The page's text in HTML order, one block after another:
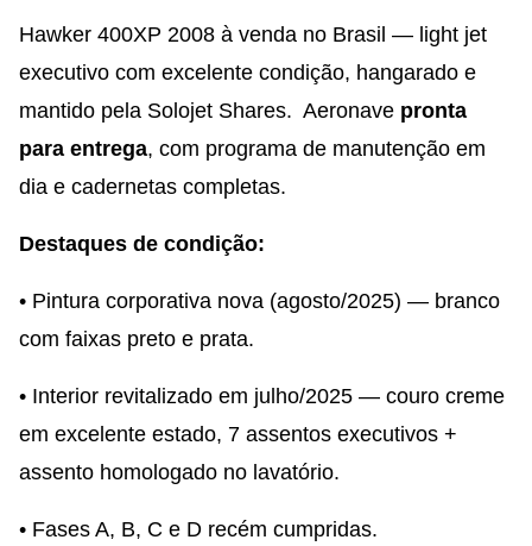
Hawker 400XP 2008 à venda no Brasil — light jet
executivo com excelente condição, hangarado e
mantido pela Solojet Shares. Aeronave pronta
para entrega, com programa de manutenção em
dia e cadernetas completas.
Destaques de condição:
• Pintura corporativa nova (agosto/2025) — branco
com faixas preto e prata.
• Interior revitalizado em julho/2025 — couro creme
em excelente estado, 7 assentos executivos +
assento homologado no lavatório.
• Fases A, B, C e D recém cumpridas.